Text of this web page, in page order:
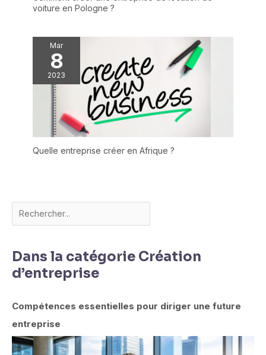
voiture en Pologne ?
Mar
8
2023
Quelle entreprise créer en Afrique ?
Dans la catégorie Création
d’entreprise
Compétences essentielles pour diriger une future
entreprise